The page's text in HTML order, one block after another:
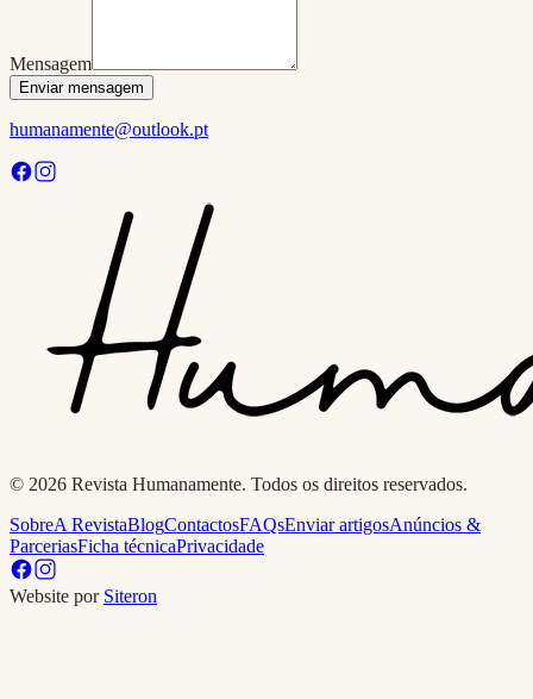
Mensagem
Enviar mensagem
humanamente@outlook.pt
© 2026 Revista Humanamente. Todos os direitos reservados.
SobreA RevistaBlogContactosFAQsEnviar artigosAnúncios &
ParceriasFicha técnicaPrivacidade
Website por Siteron